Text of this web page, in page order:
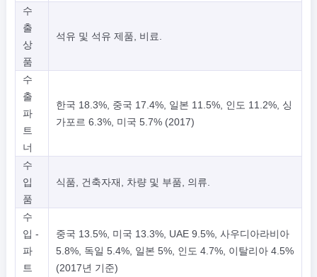
수
출
상
품
석유 및 석유 제품, 비료.
수
출
파
트
너
한국 18.3%, 중국 17.4%, 일본 11.5%, 인도 11.2%, 싱
가포르 6.3%, 미국 5.7% (2017)
수
입
품
식품, 건축자재, 차량 및 부품, 의류.
수
입 -
파
트
중국 13.5%, 미국 13.3%, UAE 9.5%, 사우디아라비아
5.8%, 독일 5.4%, 일본 5%, 인도 4.7%, 이탈리아 4.5%
(2017년 기준)